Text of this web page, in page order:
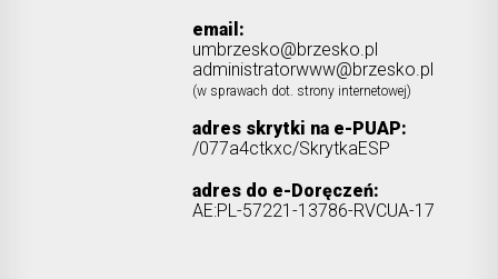
email:
umbrzesko@brzesko.pl
administratorwww@brzesko.pl
(w sprawach dot. strony internetowej)
adres skrytki na e-PUAP:
/077a4ctkxc/SkrytkaESP
adres do e-Doręczeń:
AE:PL-57221-13786-RVCUA-17